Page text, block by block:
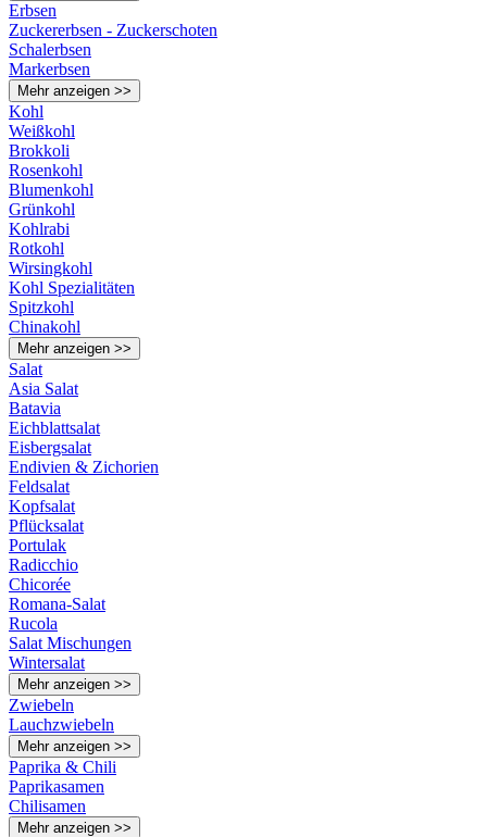
Erbsen
Zuckererbsen - Zuckerschoten
Schalerbsen
Markerbsen
Mehr anzeigen >>
Kohl
Weißkohl
Brokkoli
Rosenkohl
Blumenkohl
Grünkohl
Kohlrabi
Rotkohl
Wirsingkohl
Kohl Spezialitäten
Spitzkohl
Chinakohl
Mehr anzeigen >>
Salat
Asia Salat
Batavia
Eichblattsalat
Eisbergsalat
Endivien & Zichorien
Feldsalat
Kopfsalat
Pflücksalat
Portulak
Radicchio
Chicorée
Romana-Salat
Rucola
Salat Mischungen
Wintersalat
Mehr anzeigen >>
Zwiebeln
Lauchzwiebeln
Mehr anzeigen >>
Paprika & Chili
Paprikasamen
Chilisamen
Mehr anzeigen >>